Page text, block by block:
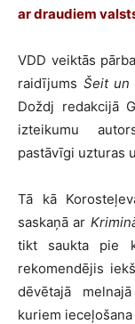
ar draudiem
VDD veiktās
raidījums Šeit un
Doždj redakcijā
izteikumu
pastāvīgi uzturas
Tā kā
saskaņā ar
tikt saukta pie
rekomendējis
dēvētajā
kuriem